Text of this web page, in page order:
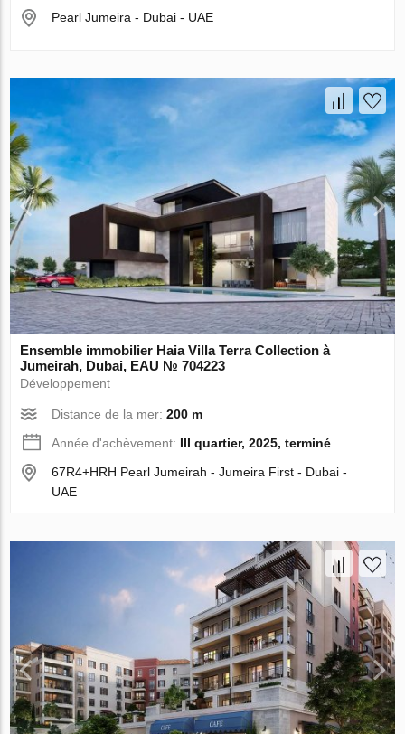
Pearl Jumeira - Dubai - UAE
Ensemble immobilier Haia Villa Terra Collection à
Jumeirah, Dubai, EAU № 704223
Développement
Distance de la mer:200 m
Année d'achèvement: III quartier, 2025, terminé
67R4+HRH Pearl Jumeirah - Jumeira First - Dubai -
UAE